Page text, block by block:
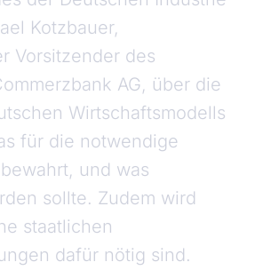
Kotzbauer,
Vorsitzender des
AG, über die
Wirtschaftsmodells
für die notwendige
und was
sollte. Zudem wird
staatlichen
dafür nötig sind.